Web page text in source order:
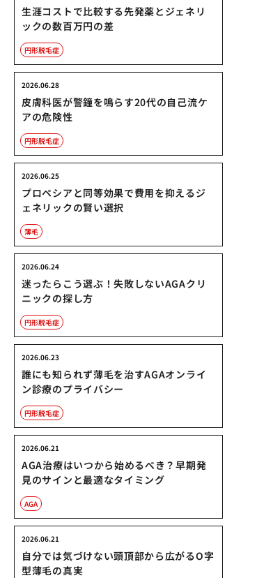
生涯コストで比較する先発薬とジェネリ
ックの数百万円の差
円形脱毛症
皮膚科医が警鐘を鳴らす20代の自己流ケ
アの危険性
2026.06.28
円形脱毛症
プロペシアと同等効果で費用を抑えるジ
ェネリックの賢い選択
2026.06.25
薄毛
迷ったらこう選ぶ！失敗しないAGAクリ
ニックの探し方
2026.06.24
円形脱毛症
誰にも知られず薄毛を治すAGAオンライ
ン診療のプライバシー
2026.06.23
円形脱毛症
AGA治療はいつから始めるべき？早期発
見のサインと最適なタイミング
2026.06.21
AGA
自分では気づけない頭頂部から広がるO字
型薄毛の真実
2026.06.21